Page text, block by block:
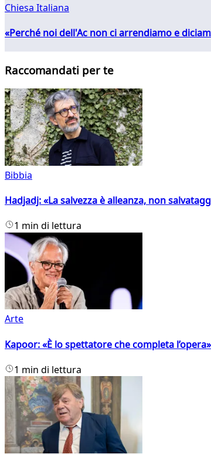
Chiesa Italiana
«Perché noi dell'Ac non ci arrendiamo e
Raccomandati per te
Bibbia
Hadjadj: «La salvezza è alleanza, non
1 min di lettura
Arte
Kapoor: «È lo spettatore che completa l’opera»
1 min di lettura